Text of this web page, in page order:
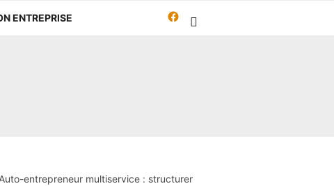
ENTREPRISE
Travailleur-
Auto-entrepreneur multiservice : structurer